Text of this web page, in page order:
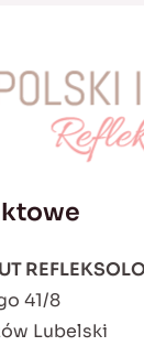
41/8
Lubelski